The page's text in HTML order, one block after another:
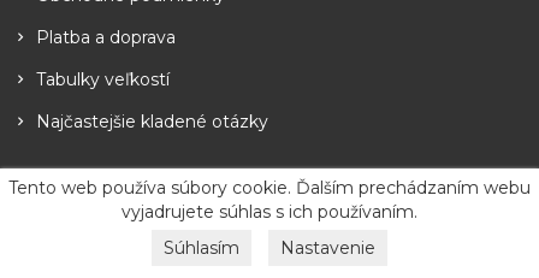
Tento web používa súbory cookie. Ďalším prechádzaním webu
vyjadrujete súhlas s ich používaním.
Súhlasím
Nastavenie
Platba a doprava
Tabulky veľkostí
Najčastejšie kladené otázky
LITEX TECHNOLOGY